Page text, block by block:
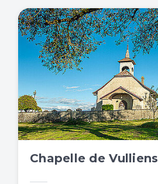
Chapelle de Vulliens